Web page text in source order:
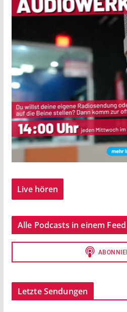
Live hören
Alle Podcasts in einem Feed
Letzte Sendungen